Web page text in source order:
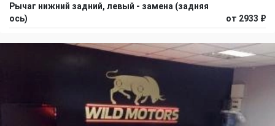
Рычаг нижний задний, левый - замена (задняя
ось)
от 2933 ₽